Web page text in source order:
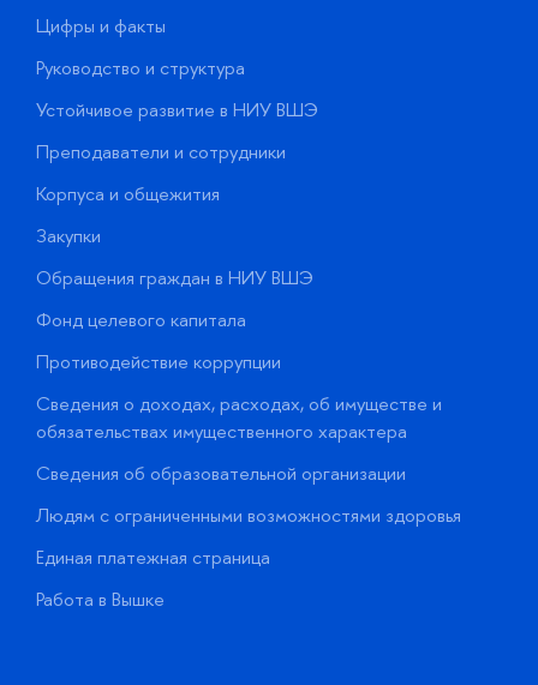
Цифры и факты
Руководство и структура
Устойчивое развитие в НИУ ВШЭ
Преподаватели и сотрудники
Корпуса и общежития
Закупки
Обращения граждан в НИУ ВШЭ
Фонд целевого капитала
Противодействие коррупции
Сведения о доходах, расходах, об имуществе и
обязательствах имущественного характера
Сведения об образовательной организации
Людям с ограниченными возможностями здоровья
Единая платежная страница
Работа в Вышке